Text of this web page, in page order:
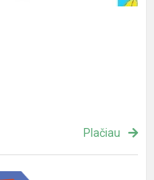
Plačiau